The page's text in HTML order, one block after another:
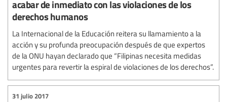
acabar de inmediato con las violaciones de los
derechos humanos
La Internacional de la Educación reitera su llamamiento a la
acción y su profunda preocupación después de que expertos
de la ONU hayan declarado que “Filipinas necesita medidas
urgentes para revertir la espiral de violaciones de los derechos”.
31 julio 2017